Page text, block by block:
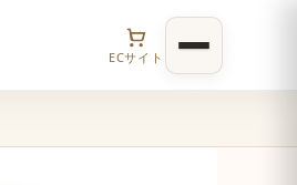
ECサイト